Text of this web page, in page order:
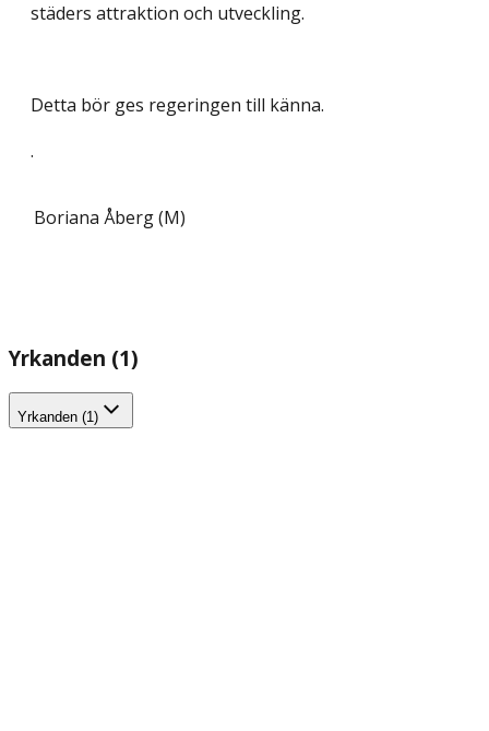
städers attraktion och utveckling.
Detta bör ges regeringen till känna.
.
Boriana Åberg (M)
Yrkanden (1)
Yrkanden (1)